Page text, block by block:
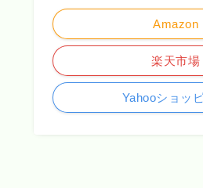
Amazon
楽天市場
Yahooショッ